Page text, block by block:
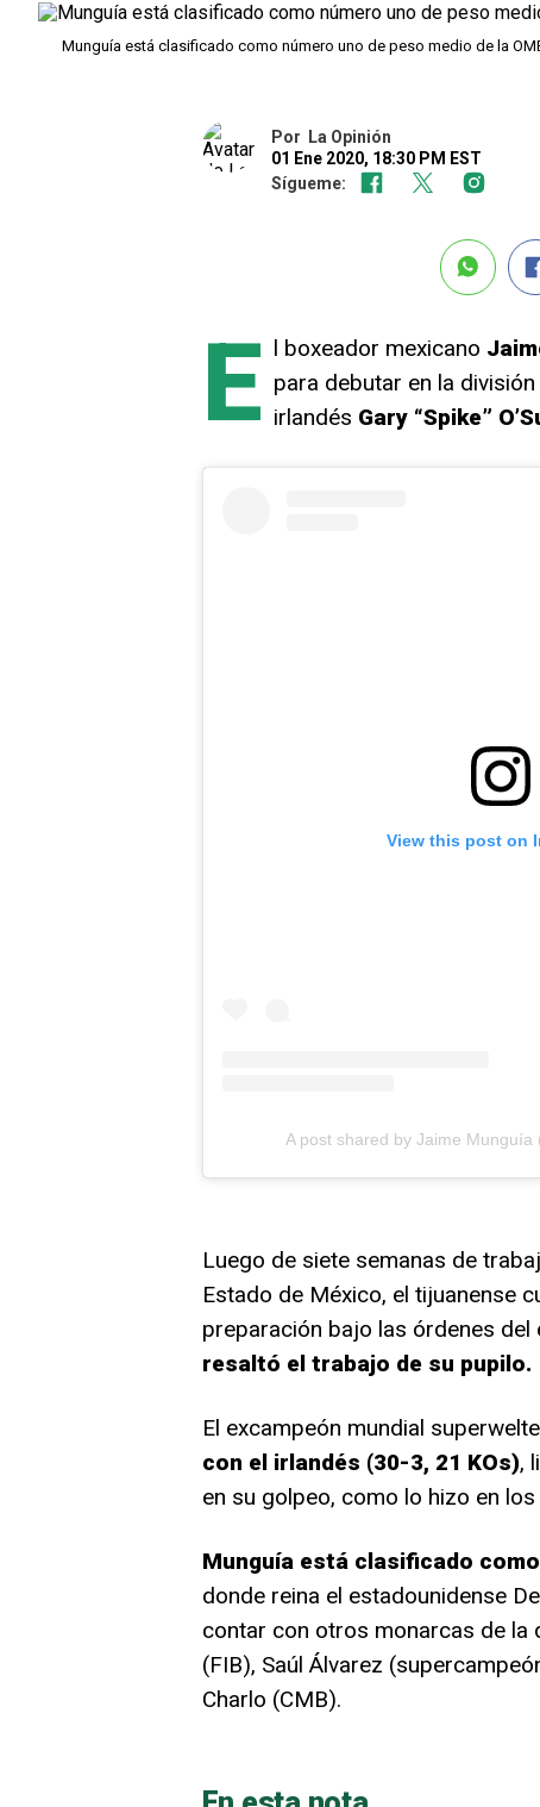
Munguía está clasificado como número uno de peso medio de la
Por
La Opinión
01 Ene 2020, 18:30 PM EST
Sígueme:
E l boxeador mexicano
para debutar en la
irlandés Gary “Spike”
View this post on
A post shared by Jaime Munguía
Luego de siete semanas de
Estado de México, el tijuanense
preparación bajo las órdenes del
resaltó el trabajo de su pupilo.
El excampeón mundial
con el irlandés (30-3, 21 KOs),
en su golpeo, como lo hizo en
Munguía está clasificado
donde reina el estadounidense
contar con otros monarcas de la
(FIB), Saúl Álvarez
Charlo (CMB).